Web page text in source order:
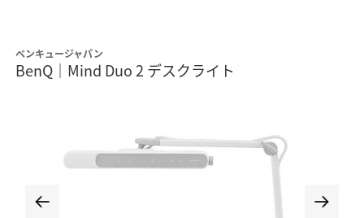
ベンキュージャパン
BenQ｜Mind Duo 2 デスクライト